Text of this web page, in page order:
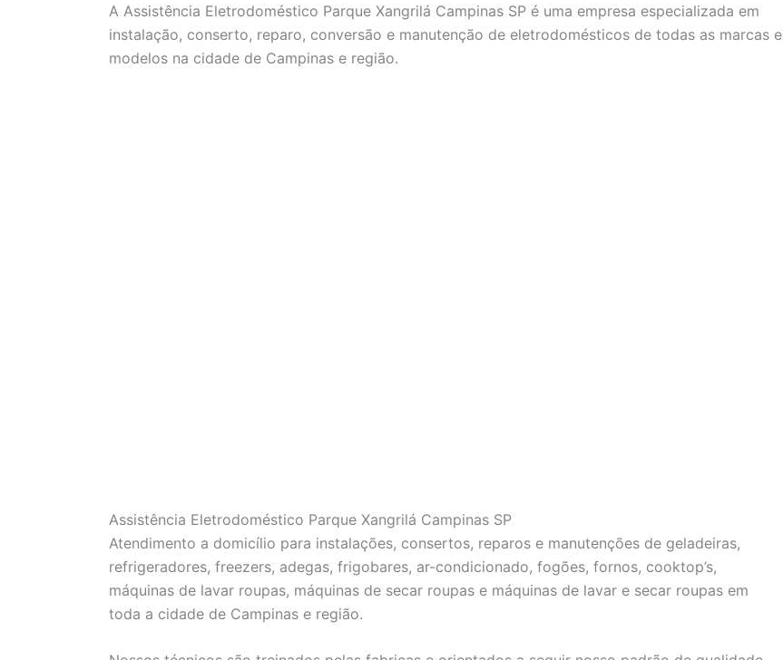
A Assistência Eletrodoméstico Parque Xangrilá Campinas SP é uma empresa especializada em
instalação, conserto, reparo, conversão e manutenção de eletrodomésticos de todas as marcas e
modelos na cidade de Campinas e região.
Assistência Eletrodoméstico Parque Xangrilá Campinas SP
Atendimento a domicílio para instalações, consertos, reparos e manutenções de geladeiras,
refrigeradores, freezers, adegas, frigobares, ar-condicionado, fogões, fornos, cooktop’s,
máquinas de lavar roupas, máquinas de secar roupas e máquinas de lavar e secar roupas em
toda a cidade de Campinas e região.